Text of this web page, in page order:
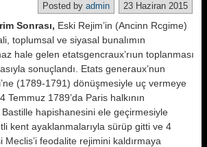
23 Haziran 2015
Posted by admin
Sonrası, Eski Rejim’in (Ancinn Rcgime)
toplumsal ve siyasal bunalımın
hale gelen etatsgencraux’rıun toplanması
sonuçlandı. Etats generaux’nun
(1789-1791) dönüşmesiyle uç vermeye
Temmuz 1789’da Paris halkının
hapishanesini ele geçirmesiyle
kent ayaklanmalarıyla sürüp gitti ve 4
feodalite rejimini kaldırmaya